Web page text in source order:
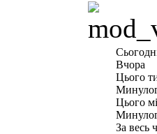
Вчора
Цього
Цього
За весь